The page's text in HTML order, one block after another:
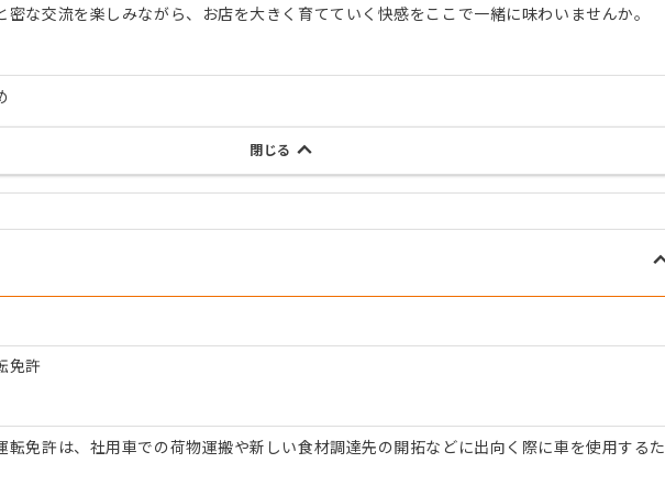
密な交流を楽しみながら、お店を大きく育てていく快感をここで一緒に味わいませんか。
閉じる
免許
転免許は、社用車での荷物運搬や新しい食材調達先の開拓などに出向く際に車を使用するた